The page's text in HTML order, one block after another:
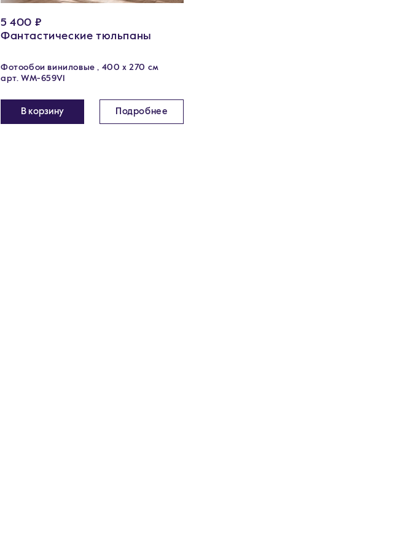
5 400 ₽
Фантастические тюльпаны
Фотообои виниловые , 400 х 270 см
арт. WM-659V1
В корзину Подробнее